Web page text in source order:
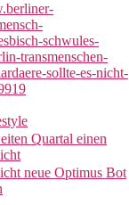
schwules-
transmenschen-
sollte-es-nicht-
Quartal einen
neue Optimus Bot